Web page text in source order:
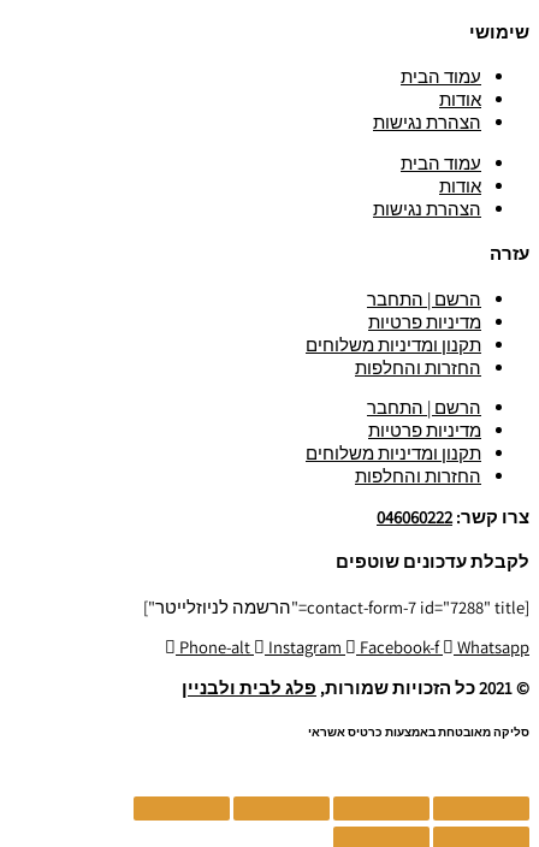
שימושי
עמוד הבית
אודות
הצהרת נגישות
עמוד הבית
אודות
הצהרת נגישות
עזרה
הרשם | התחבר
מדיניות פרטיות
תקנון ומדיניות משלוחים
החזרות והחלפות
הרשם | התחבר
מדיניות פרטיות
תקנון ומדיניות משלוחים
החזרות והחלפות
צרו קשר: 046060222
לקבלת עדכונים שוטפים
[contact-form-7 id="7288" title="הרשמה לניוזלייטר"]
Phone-alt
Instagram Facebook-f
Whatsapp
© 2021 כל הזכויות שמורות,
פלג לבית ולבניין
סליקה מאובטחת באמצעות כרטיס אשראי